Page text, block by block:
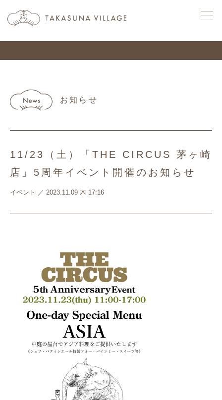
お知らせ
11/23（土）「THE CIRCUS 茅ヶ崎
店」5周年イベント開催のお知らせ
イベント ／ 2023.11.09 木 17:16